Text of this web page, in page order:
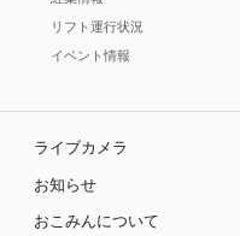
リフト運行状況
イベント情報
ライブカメラ
お知らせ
おこみんについて